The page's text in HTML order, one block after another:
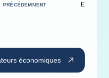
PRÉCÉDEMMENT E
économiques